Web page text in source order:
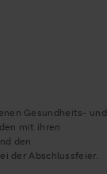
Gesundheits- und
mit ihren
den
der Abschlussfeier.